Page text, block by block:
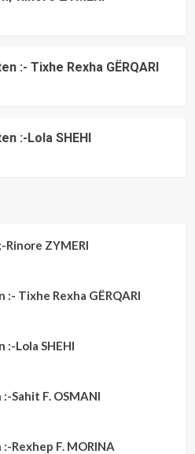
:- Tixhe Rexha GËRQARI
:-Lola SHEHI
ZYMERI
Tixhe Rexha GËRQARI
Lola SHEHI
Sahit F. OSMANI
Rexhep F. MORINA